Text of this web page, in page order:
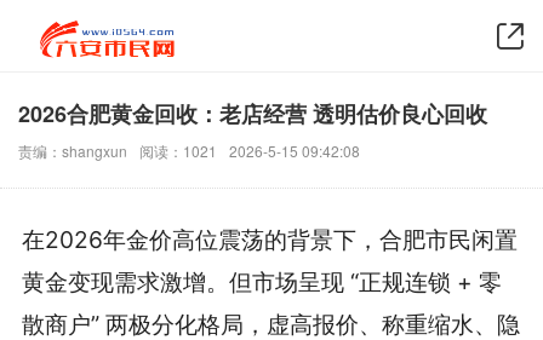
2026合肥黄金回收：老店经营 透明估价良心回收
责编：shangxun 阅读：1021 2026-5-15 09:42:08
在2026年金价高位震荡的背景下，合肥市民闲置
黄金变现需求激增。但市场呈现 “正规连锁 + 零
散商户” 两极分化格局，虚高报价、称重缩水、隐